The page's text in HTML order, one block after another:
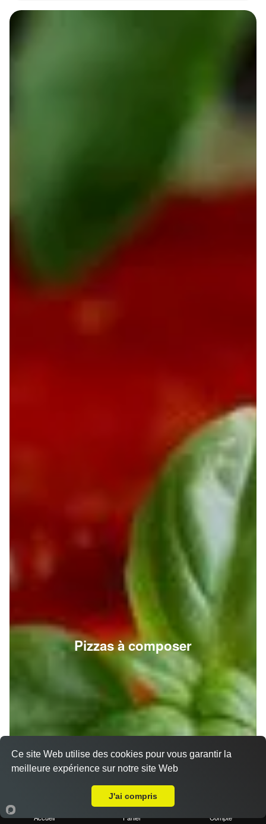
Pizzas à composer
Accueil Panier Compte
Ce site Web utilise des cookies pour vous garantir la
meilleure expérience sur notre site Web
J'ai compris